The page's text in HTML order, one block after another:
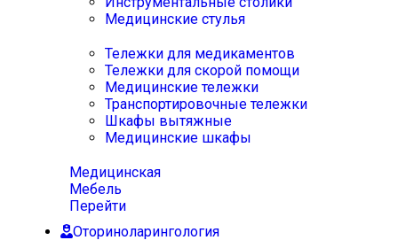
Медицинские стулья
Тележки для медикаментов
Тележки для скорой помощи
Медицинские тележки
Транспортировочные тележки
Шкафы вытяжные
Медицинские шкафы
Медицинская
Мебель
Перейти
Оториноларингология